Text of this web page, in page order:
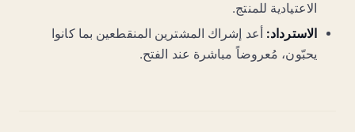
الاعتيادية للمنتج.
الاسترداد: أعد إشراك المشترين المنقطعين بما كانوا
يحبّون، مُعروضاً مباشرة عند الفتح.